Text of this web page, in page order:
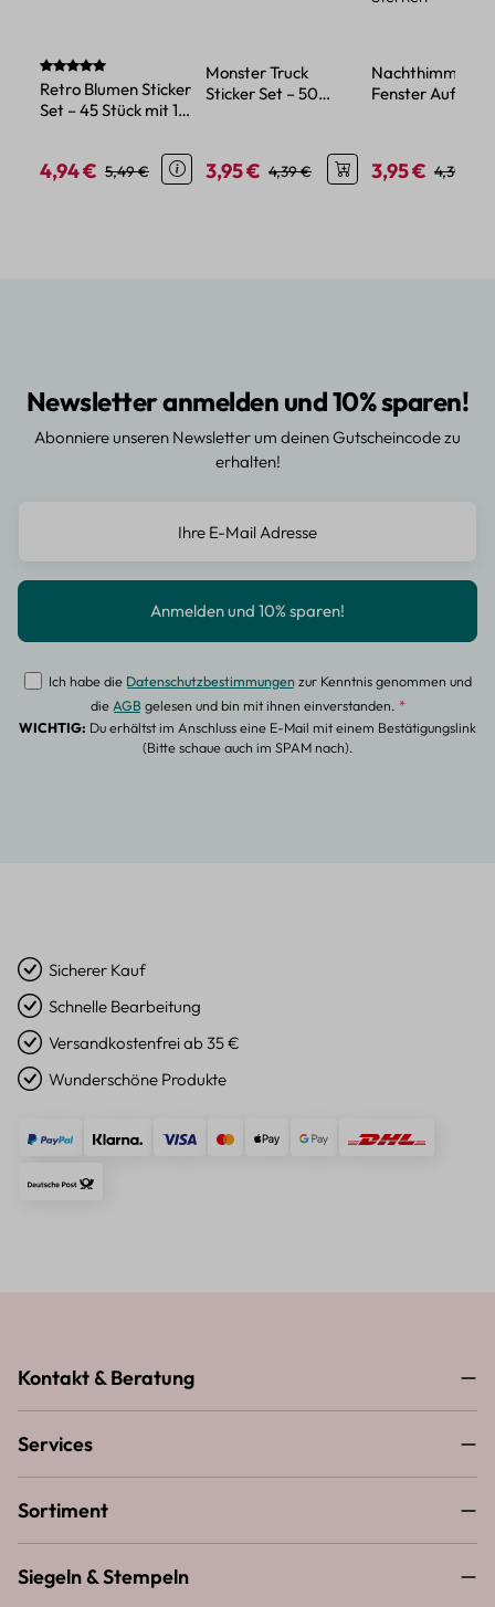
Durchschnittliche Bewertung von 5 von 5 Sternen
Retro Blumen Sticker
Set – 45 Stück mit 15
Verkaufspreis:
4,94 € Regulärer Preis:
5,49 €
Monster Truck
Sticker Set – 50
Verkaufspreis:
3,95 € Regulärer Preis:
4,39 €
Nachthimmel
Fenster
Verkaufspreis:
3,95 € 4,39 €
Newsletter anmelden und 10% sparen!
Abonniere unseren Newsletter um deinen Gutscheincode zu
erhalten!
Ich habe die Datenschutzbestimmungenzur Kenntnis genommen und
dieAGBgelesen und bin mit ihnen einverstanden. *
WICHTIG: Du erhältst im Anschluss eine E-Mail mit einem Bestätigungslink
(Bitte schaue auch im SPAM nach).
Sicherer Kauf
Schnelle Bearbeitung
Versandkostenfrei ab 35 €
Wunderschöne Produkte
Kontakt & Beratung
Services
Sortiment
Siegeln & Stempeln